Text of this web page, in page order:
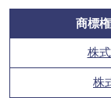
商標
株
株